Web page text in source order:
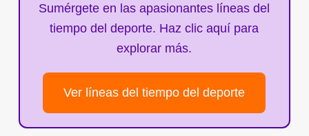
Sumérgete en las apasionantes líneas del
tiempo del deporte. Haz clic aquí para
explorar más.
Ver líneas del tiempo del deporte